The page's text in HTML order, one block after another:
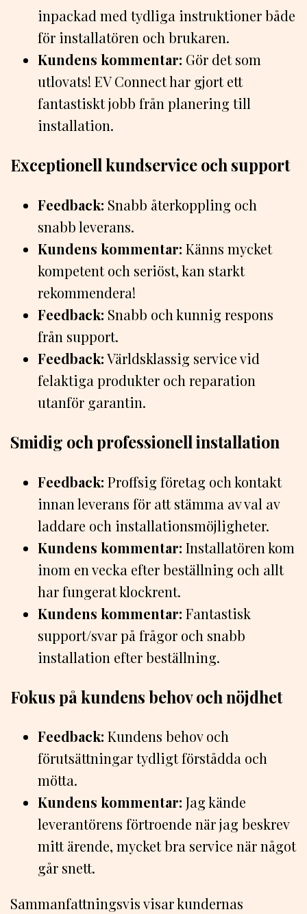
inpackad med tydliga instruktioner både
för installatören och brukaren.
Kundens kommentar: Gör det som
utlovats! EV Connect har gjort ett
fantastiskt jobb från planering till
installation.
Exceptionell kundservice och support
Feedback: Snabb återkoppling och
snabb leverans.
Kundens kommentar: Känns mycket
kompetent och seriöst, kan starkt
rekommendera!
Feedback: Snabb och kunnig respons
från support.
Feedback:Världsklassig service vid
felaktiga produkter och reparation
utanför garantin.
Smidig och professionell installation
Feedback: Proffsig företag och kontakt
innan leverans för att stämma av val av
laddare och installationsmöjligheter.
Kundens kommentar: Installatören kom
inom en vecka efter beställning och allt
har fungerat klockrent.
Kundens kommentar: Fantastisk
support/svar på frågor och snabb
installation efter beställning.
Fokus på kundens behov och nöjdhet
Feedback: Kundens behov och
förutsättningar tydligt förstådda och
mötta.
Kundens kommentar: Jag kände
leverantörens förtroende när jag beskrev
mitt ärende, mycket bra service när något
går snett.
Sammanfattningsvis visar kundernas